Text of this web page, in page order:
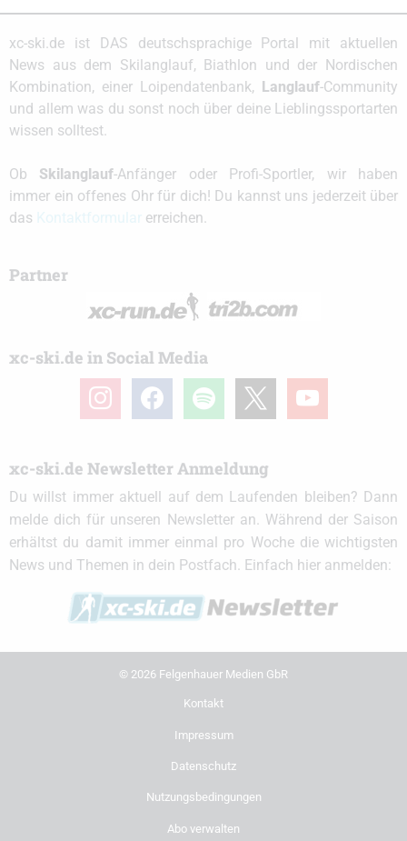
xc-ski.de ist DAS deutschsprachige Portal mit aktuellen
News aus dem Skilanglauf, Biathlon und der Nordischen
Kombination, einer Loipendatenbank, Langlauf-Community
und allem was du sonst noch über deine Lieblingssportarten
wissen solltest.
Ob Skilanglauf-Anfänger oder Profi-Sportler, wir haben
immer ein offenes Ohr für dich! Du kannst uns jederzeit über
das
erreichen.
Partner
xc-ski.de in Social Media
instagramfacebook spotify youtube
xc-ski.de Newsletter Anmeldung
Du willst immer aktuell auf dem Laufenden bleiben? Dann
melde dich für unseren Newsletter an. Während der Saison
erhältst du damit immer einmal pro Woche die wichtigsten
News und Themen in dein Postfach. Einfach hier anmelden:
© 2026 Felgenhauer Medien GbR
Kontakt
Impressum
Datenschutz
Nutzungsbedingungen
Abo verwalten